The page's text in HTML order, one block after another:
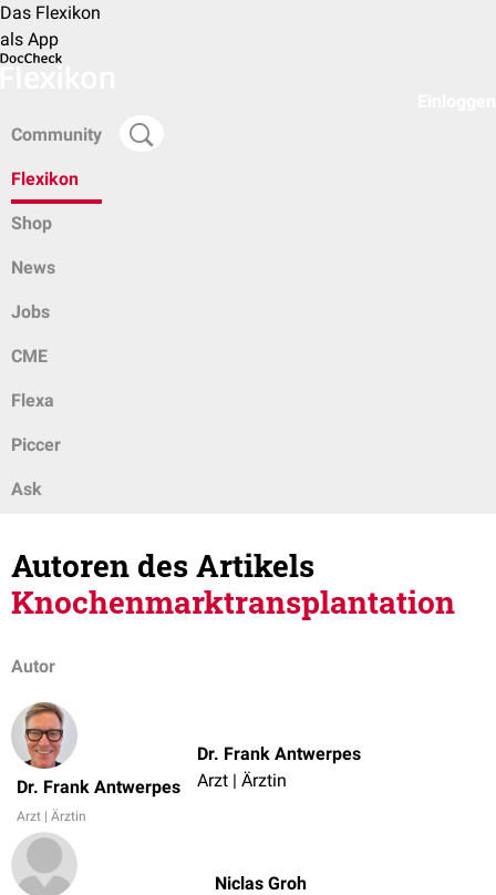
Das Flexikon
als App
Community
Flexikon
Shop
News
Jobs
CME
Flexa
Piccer
Ask
Autoren des Artikels
Knochenmarktransplantation
Autor
Dr. Frank Antwerpes
Arzt | Ärztin
Dr. Frank Antwerpes
Arzt | Ärztin
Niclas Groh